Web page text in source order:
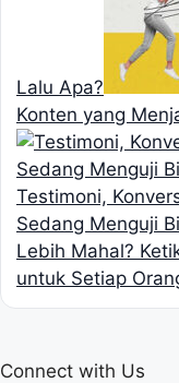
Lalu Apa?
Konten yang
Testimoni,
Sedang Menguji
Lebih Mahal?
untuk Setiap
Connect with Us